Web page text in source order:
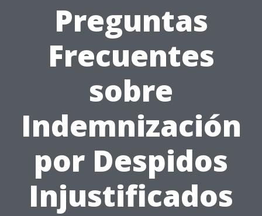
Preguntas
Frecuentes
sobre
Indemnización
por Despidos
Injustificados